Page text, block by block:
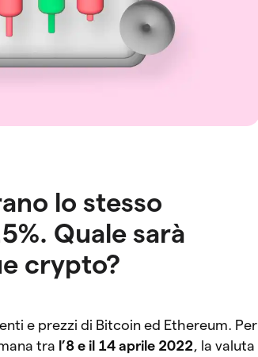
lo stesso
Quale sarà
crypto?
e prezzi di Bitcoin ed Ethereum. Per
tra l’8 e il 14 aprile 2022 , la valuta